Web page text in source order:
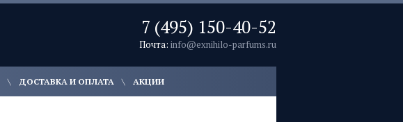
7 (495) 150-40-52
Почта: info@exnihilo-parfums.ru
ДОСТАВКА И ОПЛАТА АКЦИИ